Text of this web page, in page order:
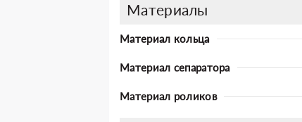
Материалы
Материал кольца
Материал сепаратора
Материал роликов